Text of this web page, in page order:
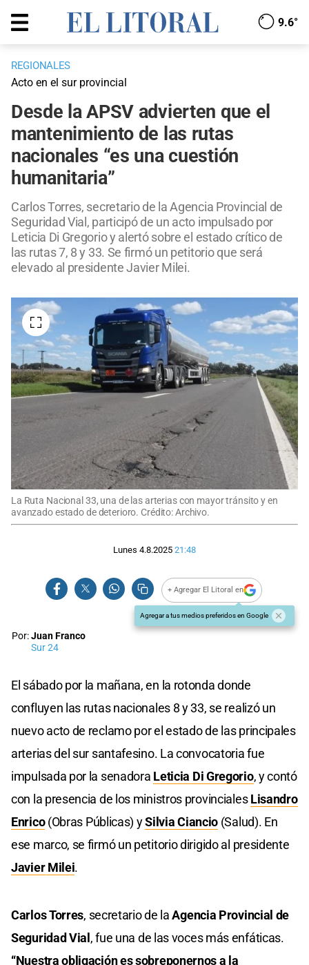
9.6°
REGIONALES
Acto en el sur provincial
Desde la APSV advierten que el
mantenimiento de las rutas
nacionales “es una cuestión
humanitaria”
Carlos Torres, secretario de la Agencia Provincial de
Seguridad Vial, participó de un acto impulsado por
Leticia Di Gregorio y alertó sobre el estado crítico de
las rutas 7, 8 y 33. Se firmó un petitorio que será
elevado al presidente Javier Milei.
La Ruta Nacional 33, una de las arterias con mayor tránsito y en
avanzado estado de deterioro. Crédito: Archivo.
Lunes 4.8.2025 21:48
+ Agregar El Litoral en
Agregar a tus medios preferidos en Google
Por:Juan Franco
Sur 24
El sábado por la mañana, en la rotonda donde
confluyen las rutas nacionales 8 y 33, se realizó un
nuevo acto de reclamo por el estado de las principales
arterias del sur santafesino. La convocatoria fue
impulsada por la senadora Leticia Di Gregorio, y contó
con la presencia de los ministros provincialesLisandro
Enrico(Obras Públicas) ySilvia Ciancio (Salud). En
ese marco, se firmó un petitorio dirigido al presidente
Javier Milei.
Carlos Torres, secretario de laAgencia Provincial de
Seguridad Vial, fue una de las voces más enfáticas.
“Nuestra obligación es sobreponernos a la